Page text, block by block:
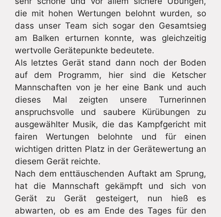
die mit hohen Wertungen belohnt wurden, so
dass unser Team sich sogar den Gesamtsieg
am Balken erturnen konnte, was gleichzeitig
wertvolle Gerätepunkte bedeutete.
Als letztes Gerät stand dann noch der Boden
auf dem Programm, hier sind die Ketscher
Mannschaften von je her eine Bank und auch
dieses Mal zeigten unsere Turnerinnen
anspruchsvolle und saubere Kürübungen zu
ausgewählter Musik, die das Kampfgericht mit
fairen Wertungen belohnte und für einen
wichtigen dritten Platz in der Gerätewertung an
diesem Gerät reichte.
Nach dem enttäuschenden Auftakt am Sprung,
hat die Mannschaft gekämpft und sich von
Gerät zu Gerät gesteigert, nun hieß es
abwarten, ob es am Ende des Tages für den